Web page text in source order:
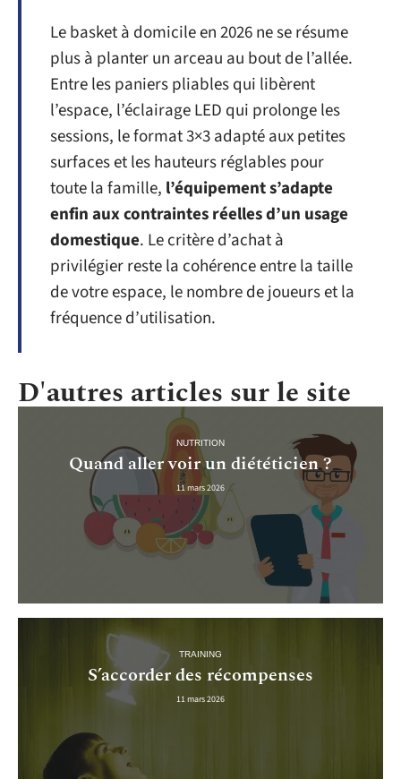
Le basket à domicile en 2026 ne se résume
plus à planter un arceau au bout de l’allée.
Entre les paniers pliables qui libèrent
l’espace, l’éclairage LED qui prolonge les
sessions, le format 3×3 adapté aux petites
surfaces et les hauteurs réglables pour
toute la famille, l’équipement s’adapte
enfin aux contraintes réelles d’un usage
domestique. Le critère d’achat à
privilégier reste la cohérence entre la taille
de votre espace, le nombre de joueurs et la
fréquence d’utilisation.
D'autres articles sur le site
NUTRITION
Quand aller voir un diététicien ?
11 mars 2026
TRAINING
S’accorder des récompenses
11 mars 2026